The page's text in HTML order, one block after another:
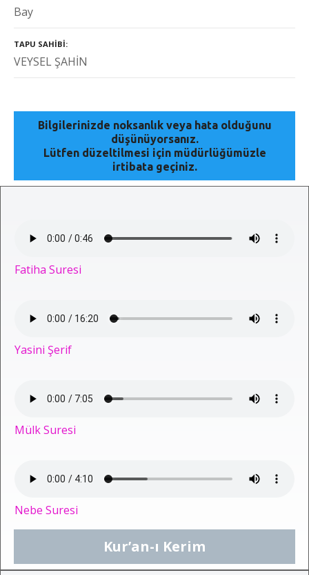
Bay
TAPU SAHIBI
VEYSEL ŞAHİN
Bilgilerinizde noksanlık veya hata olduğunu
düşünüyorsanız.
Lütfen düzeltilmesi için müdürlüğümüzle
irtibata geçiniz.
Fatiha Suresi
Yasini Şerif
Mülk Suresi
Nebe Suresi
Kur’an-ı Kerim